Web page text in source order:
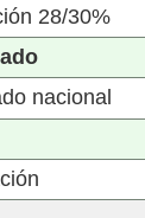
28/30%
nacional